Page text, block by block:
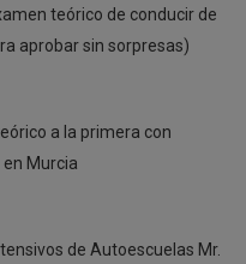
teórico de conducir de
aprobar sin sorpresas)
a la primera con
Murcia
de Autoescuelas Mr.